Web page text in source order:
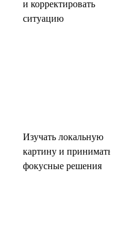
и корректировать
ситуацию
Изучать локальную
картину и принимать
фокусные решения